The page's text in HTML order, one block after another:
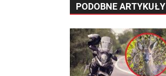
PODOBNE ARTYKUŁY